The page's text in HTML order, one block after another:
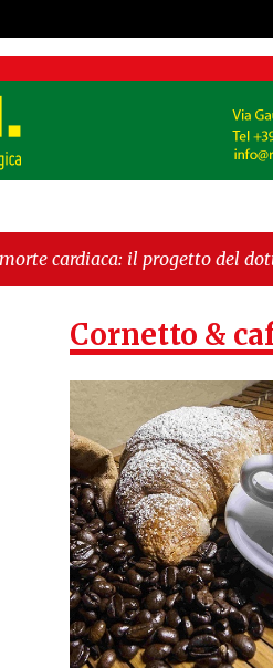
del dottor Colangelo
comunale. Il sindaco
Cornetto &